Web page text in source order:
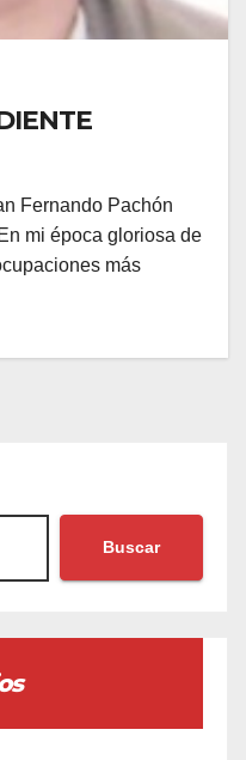
Fernando Pachón
mi época gloriosa de
más
Buscar